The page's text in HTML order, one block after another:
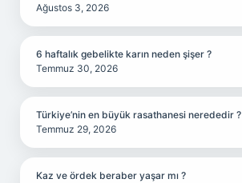
Ağustos 3, 2026
6 haftalık gebelikte karın neden şişer ?
Temmuz 30, 2026
Türkiye’nin en büyük rasathanesi nerededir ?
Temmuz 29, 2026
Kaz ve ördek beraber yaşar mı ?